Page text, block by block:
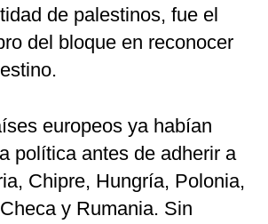
de palestinos, fue el
del bloque en reconocer
europeos ya habían
política antes de adherir a
Chipre, Hungría, Polonia,
y Rumania. Sin